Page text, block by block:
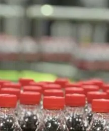
нового «Человека-паука»,
«Одиссея» Кристофера Нолана и
другие фильмы —
кинотеатральный дайджест
Грузии
Самые популярные имена и
распространённые фамилии в
Грузии
02.08.2026
Сеть OnePrice полностью ушла с
рынка и прекратила свою
деятельность в Грузии, на её
место пришла “Ambari”
01.08.2026